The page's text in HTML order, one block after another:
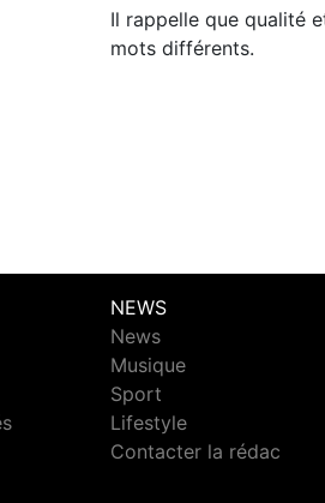
Il rappelle que qualité
mots différents.
NEWS
News
Musique
Sport
Lifestyle
Contacter la rédac